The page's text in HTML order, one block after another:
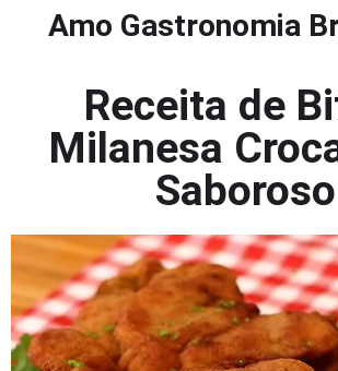
Amo Gastronomia
Receita de
Milanesa
Saboroso